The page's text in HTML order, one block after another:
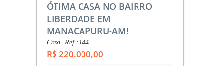
ÓTIMA CASA NO BAIRRO
LIBERDADE EM
MANACAPURU-AM!
Casa- Ref.:144
R$ 220.000,00